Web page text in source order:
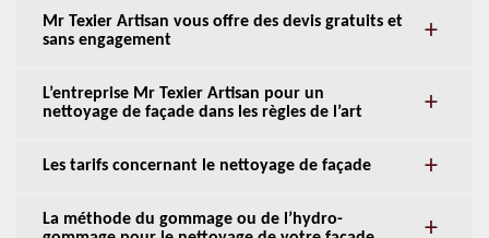
Mr Texier Artisan vous offre des devis gratuits et
sans engagement
L’entreprise Mr Texier Artisan pour un
nettoyage de façade dans les règles de l’art
Les tarifs concernant le nettoyage de façade
La méthode du gommage ou de l’hydro-